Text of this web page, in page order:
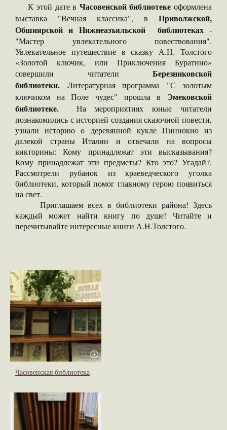
К этой дате в Часовенской библиотеке оформлена
выставка "Вечная классика", в Приволжской,
Обшиярской и Нижнеазъяльской библиотеках -
"Мастер увлекательного повествования".
Увлекательное путешествие в сказку А.Н. Толстого
«Золотой ключик, или Приключения Буратино»
совершили читатели Березниковской
библиотеки. Литературная программа "С золотым
ключиком на Поле чудес" прошла в
Эмековской
библиотеке. На мероприятиях юные читатели
познакомились с историей создания сказочной повести,
узнали историю о деревянной кукле Пиннокио из
далекой страны Италии и отвечали на вопросы
викторины: Кому принадлежат эти высказывания?
Кому принадлежат эти предметы? Кто это? Угадай?.
Рассмотрели рубанок из краеведческого уголка
библиотеки, который помог главному герою появиться
на свет.
Приглашаем всех в библиотеки района! Здесь
каждый может найти книгу по душе! Читайте и
перечитывайте интересные книги А.Н.Толстого.
Часовенская библиотека